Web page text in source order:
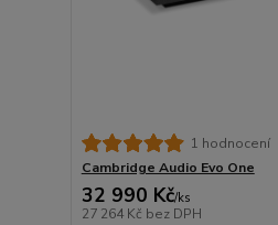
1 hodnocení
Cambridge Audio Evo One
32 990 Kč/ks
27 264 Kč bez DPH